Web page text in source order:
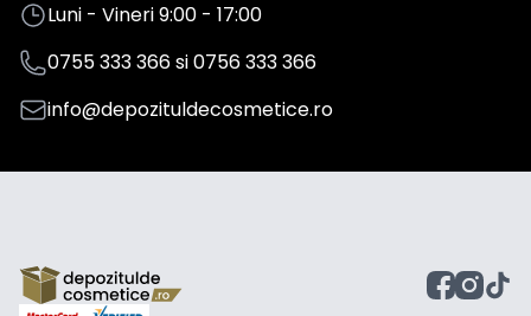
Luni - Vineri 9:00 - 17:00
0755 333 366si0756 333 366
info@depozituldecosmetice.ro